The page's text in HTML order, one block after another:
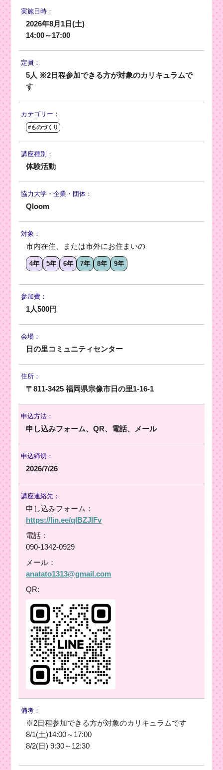
実施日時：
2026年8月1日(土)
14:00～17:00
定員：
5人 ※2日程参加できる方が対象のカリキュラムで
す
カテゴリー：
#ものづくり
講座種別：
体験活動
協力大学・企業・団体：
Qloom
対象：
市内在住、または市外にお住まいの
4年 5年 6年 7年 8年 9年
参加費：
1人500円
会場：
日の里コミュニティセンター
住所：
〒811-3425 福岡県宗像市日の里1-16-1
申込方法：
申し込みフォーム、QR、電話、メール
申込締切：
2026/7/26
講座連絡先：
申し込みフォーム：
https://lin.ee/qlBZJlFv
電話：
090-1342-0929
メール：
anatato1313@gmail.com
QR:
備考：
※2日程参加できる方が対象のカリキュラムです
8/1(土)14:00～17:00
8/2(日) 9:30～12:30